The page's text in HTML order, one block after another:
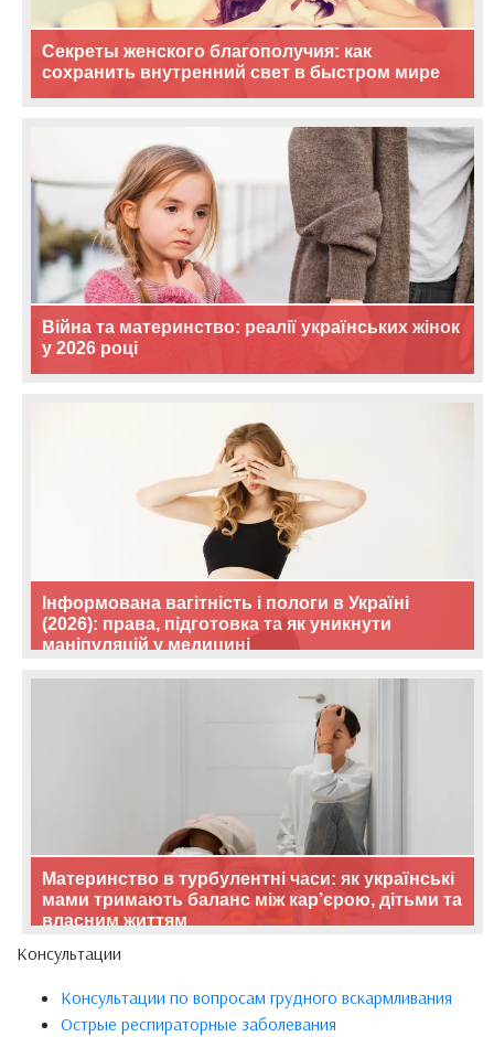
Секреты женского благополучия: как
сохранить внутренний свет в быстром мире
Війна та материнство: реалії українських жінок
у 2026 році
Інформована вагітність і пологи в Україні
(2026): права, підготовка та як уникнути
маніпуляцій у медицині
Материнство в турбулентні часи: як українські
мами тримають баланс між кар’єрою, дітьми та
власним життям
Консультации
Консультации по вопросам грудного вскармливания
Острые респираторные заболевания